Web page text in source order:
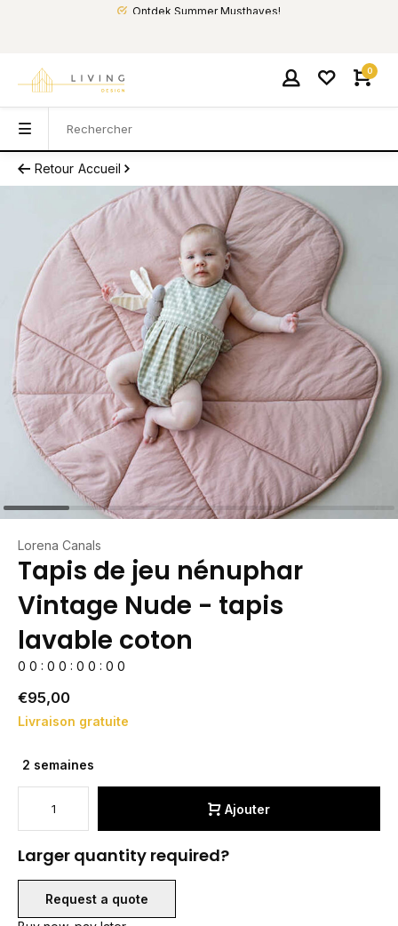
Ontdek Summer Musthaves!
0
Retour Accueil
Lorena Canals
Tapis de jeu nénuphar
Vintage Nude - tapis
lavable coton
0 0 : 0 0 : 0 0 : 0 0
€95,00
Livraison gratuite
2 semaines
Ajouter
Larger quantity required?
Request a quote